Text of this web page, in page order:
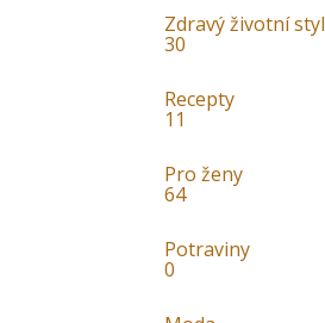
Zdravý životní styl
30
Recepty
11
Pro ženy
64
Potraviny
0